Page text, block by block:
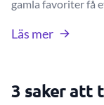
gamla favoriter få
Läs mer
3 saker att